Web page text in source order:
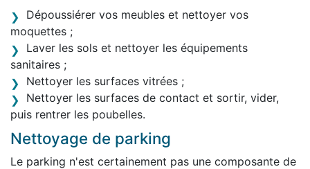
Dépoussiérer vos meubles et nettoyer vos
moquettes ;
Laver les sols et nettoyer les équipements
sanitaires ;
Nettoyer les surfaces vitrées ;
Nettoyer les surfaces de contact et sortir, vider,
puis rentrer les poubelles.
Nettoyage de parking
Le parking n'est certainement pas une composante de